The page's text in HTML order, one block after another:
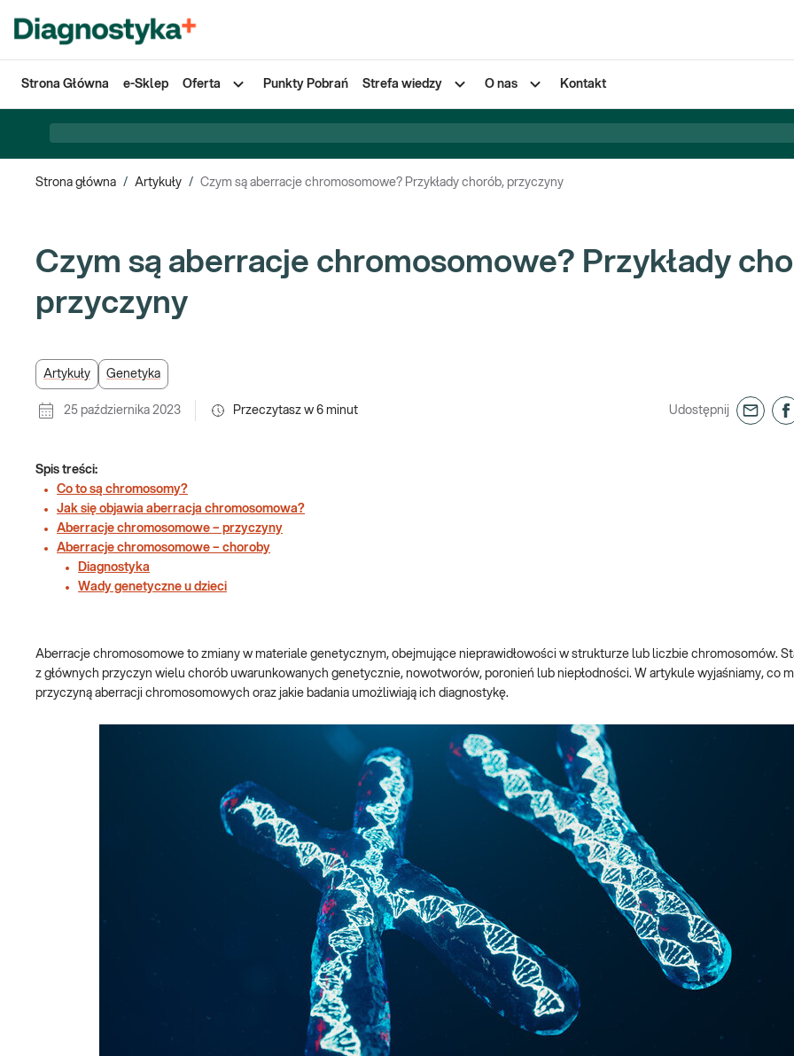
Strona Główna e-Sklep Oferta Punkty Pobrań Strefa wiedzy O nas Kontakt
Strona główna / Artykuły / Czym są aberracje chromosomowe? Przykłady chorób, przyczyny
Czym są aberracje chromosomowe? Przykłady
przyczyny
Artykuły Genetyka
25 października 2023 Przeczytasz w 6 minut Udostępnij
Spis treści:
Co to są chromosomy?
Jak się objawia aberracja chromosomowa?
Aberracje chromosomowe – przyczyny
Aberracje chromosomowe – choroby
Diagnostyka
Wady genetyczne u dzieci
Aberracje chromosomowe to zmiany w materiale genetycznym, obejmujące nieprawidłowości w strukturze lub liczbie chromosomów.
z głównych przyczyn wielu chorób uwarunkowanych genetycznie, nowotworów, poronień lub niepłodności. W artykule wyjaśniamy, co
przyczyną aberracji chromosomowych oraz jakie badania umożliwiają ich diagnostykę.